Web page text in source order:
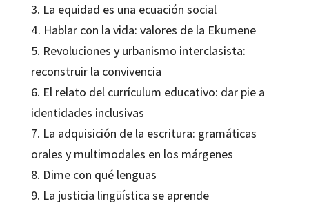
3. La equidad es una ecuación social
4. Hablar con la vida: valores de la Ekumene
5. Revoluciones y urbanismo interclasista:
reconstruir la convivencia
6. El relato del currículum educativo: dar pie a
identidades inclusivas
7. La adquisición de la escritura: gramáticas
orales y multimodales en los márgenes
8. Dime con qué lenguas
9. La justicia lingüística se aprende